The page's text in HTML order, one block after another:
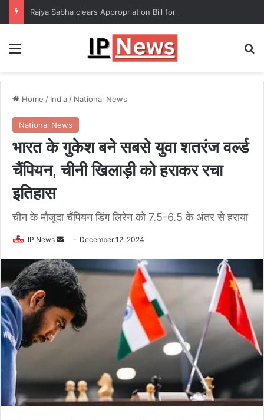
Menu
Home / India/ National News
National News
भारत के गुकेश बने सबसे युवा शतरंज वर्ल्ड
चैंपियन, चीनी खिलाड़ी को हराकर रचा
इतिहास
चीन के मौजूदा चैंपियन डिंग लिरेन को 7.5-6.5 के अंतर से हराया
IP News
Send
email
December 12, 2024